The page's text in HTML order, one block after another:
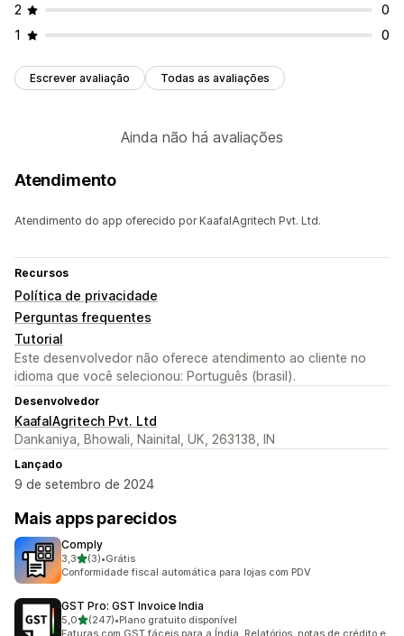
2
0
1
0
Escrever avaliação Todas as avaliações
Ainda não há avaliações
Atendimento
Atendimento do app oferecido por KaafalAgritech Pvt. Ltd.
Recursos
Política de privacidade
Perguntas frequentes
Tutorial
Este desenvolvedor não oferece atendimento ao cliente no
idioma que você selecionou: Português (brasil).
Desenvolvedor
KaafalAgritech Pvt. Ltd
Dankaniya, Bhowali, Nainital, UK, 263138, IN
Lançado
9 de setembro de 2024
Mais apps parecidos
Comply
3,3de 5 estrelas
(3)
3 avaliações ao todo
•Grátis
Conformidade fiscal automática para lojas com PDV
GST Pro: GST Invoice India
5,0de 5 estrelas
(247)
247 avaliações ao todo
•Plano gratuito disponível